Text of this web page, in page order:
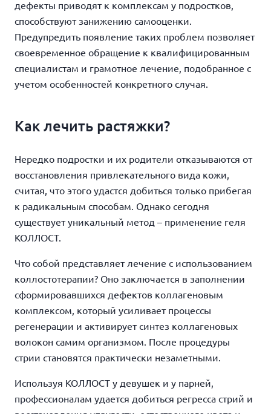
дефекты приводят к комплексам у подростков,
способствуют занижению самооценки.
Предупредить появление таких проблем позволяет
своевременное обращение к квалифицированным
специалистам и грамотное лечение, подобранное с
учетом особенностей конкретного случая.
Как лечить растяжки?
Нередко подростки и их родители отказываются от
восстановления привлекательного вида кожи,
считая, что этого удастся добиться только прибегая
к радикальным способам. Однако сегодня
существует уникальный метод – применение геля
КОЛЛОСТ.
Что собой представляет лечение с использованием
коллостотерапии? Оно заключается в заполнении
сформировавшихся дефектов коллагеновым
комплексом, который усиливает процессы
регенерации и активирует синтез коллагеновых
волокон самим организмом. После процедуры
стрии становятся практически незаметными.
Используя КОЛЛОСТ у девушек и у парней,
профессионалам удается добиться регресса стрий и